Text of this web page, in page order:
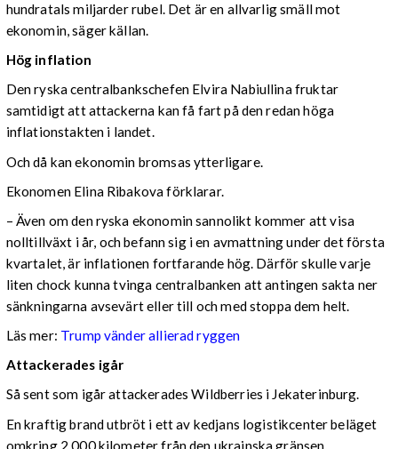
hundratals miljarder rubel. Det är en allvarlig smäll mot
ekonomin, säger källan.
Hög inflation
Den ryska centralbankschefen Elvira Nabiullina fruktar
samtidigt att attackerna kan få fart på den redan höga
inflationstakten i landet.
Och då kan ekonomin bromsas ytterligare.
Ekonomen Elina Ribakova förklarar.
– Även om den ryska ekonomin sannolikt kommer att visa
nolltillväxt i år, och befann sig i en avmattning under det första
kvartalet, är inflationen fortfarande hög. Därför skulle varje
liten chock kunna tvinga centralbanken att antingen sakta ner
sänkningarna avsevärt eller till och med stoppa dem helt.
Läs mer: Trump vänder allierad ryggen
Attackerades igår
Så sent som igår attackerades Wildberries i Jekaterinburg.
En kraftig brand utbröt i ett av kedjans logistikcenter beläget
omkring 2 000 kilometer från den ukrainska gränsen,